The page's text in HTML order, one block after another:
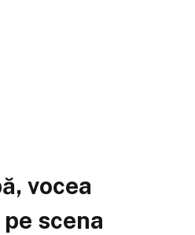
vocea
scena